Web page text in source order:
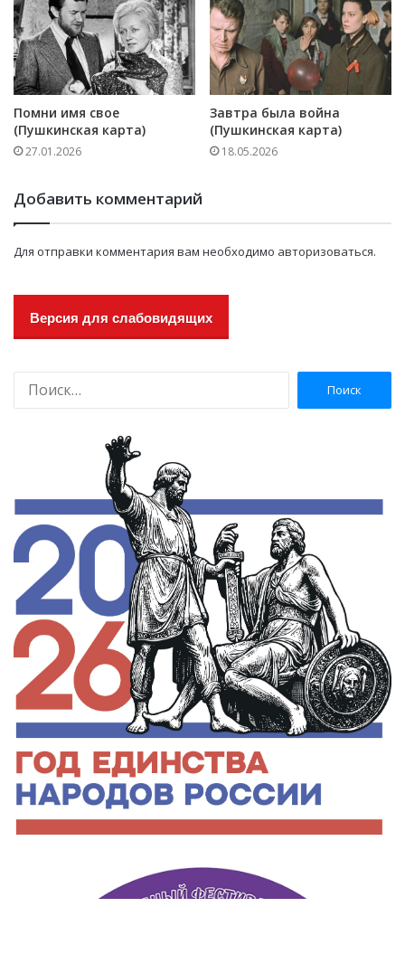
Помни имя свое
(Пушкинская карта)
27.01.2026
Завтра была война
(Пушкинская карта)
18.05.2026
Добавить комментарий
Для отправки комментария вам необходимо авторизоваться.
Версия для слабовидящих